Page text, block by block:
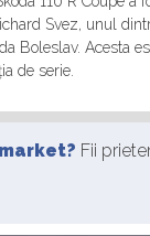
Svez, unul
Boleslav. Acesta
de serie.
Fii